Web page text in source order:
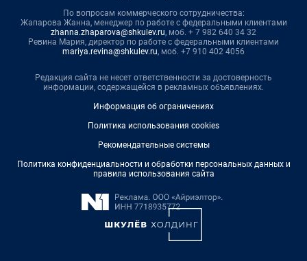
По вопросам коммерческого сотрудничества:
Жапарова Жанна, менеджер по работе с федеральными клиентами
zhanna.zhaparova@shkulev.ru, моб. + 7 982 640 34 32
Ревина Мария, директор по работе с федеральными клиентами
mariya.revina@shkulev.ru, моб. +7 910 402 4056
Редакция сайта не несет ответственности за достоверность
информации, содержащейся в рекламных объявлениях.
Информация об ограничениях
Политика использования cookies
Рекомендательные системы
Политика конфиденциальности и обработки персональных данных и
правила использования сайта